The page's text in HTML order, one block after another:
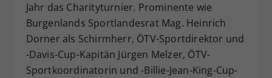
Jahr das Charityturnier. Prominente wie
Burgenlands Sportlandesrat Mag. Heinrich
Dorner als Schirmherr, ÖTV-Sportdirektor und
-Davis-Cup-Kapitän Jürgen Melzer, ÖTV-
Sportkoordinatorin und -Billie-Jean-King-Cup-